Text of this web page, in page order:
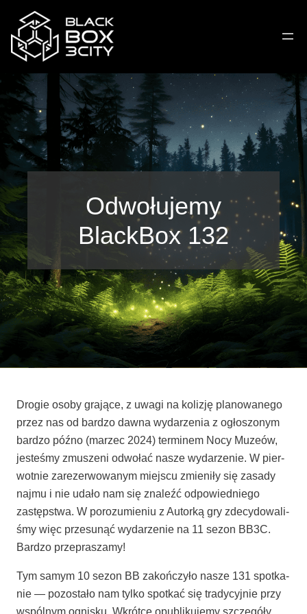
Przejdź
treści
Odwołujemy
BlackBox 132
Dro­gie oso­by gra­ją­ce, z uwa­gi na koli­zję pla­no­wa­ne­go
przez nas od bar­dzo daw­na wyda­rze­nia z ogło­szo­nym
bar­dzo póź­no (marzec 2024) ter­mi­nem Nocy Muze­ów,
jeste­śmy zmu­sze­ni odwo­łać nasze wyda­rze­nie. W pier­
wot­nie zare­zer­wo­wa­nym miej­scu zmie­ni­ły się zasa­dy
naj­mu i nie uda­ło nam się zna­leźć odpo­wied­nie­go
zastęp­stwa. W poro­zu­mie­niu z Autor­ką gry zde­cy­do­wa­li­
śmy więc prze­su­nąć wyda­rze­nie na 11 sezon BB3C.
Bar­dzo przepraszamy!
Tym samym 10 sezon BB zakoń­czy­ło nasze 131 spo­tka­
nie — pozo­sta­ło nam tyl­ko spo­tkać się tra­dy­cyj­nie przy
wspól­nym ogni­sku. Wkrót­ce opu­bli­ku­je­my szcze­gó­ły